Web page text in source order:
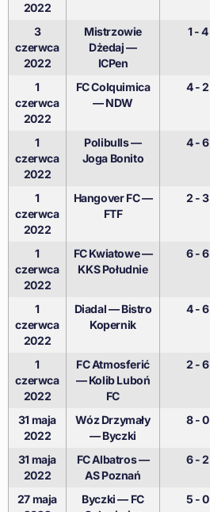
2022
3
czerwca
2022
Mistrzowie
Dżedaj —
ICPen
1 - 4
1
czerwca
2022
FC Colquimica
— NDW
4 - 2
1
czerwca
2022
Polibulls —
Joga Bonito
4 - 6
1
czerwca
2022
Hangover FC —
FTF
2 - 3
1
czerwca
2022
FC Kwiatowe —
KKS Południe
6 - 6
1
czerwca
2022
Diadal — Bistro
Kopernik
4 - 6
1
czerwca
2022
FC Atmosferić
— Kolib Luboń
FC
2 - 6
31 maja
2022
Wóz Drzymały
— Byczki
8 - 0
31 maja
2022
FC Albatros —
AS Poznań
6 - 2
27 maja
Byczki — FC
5 - 0